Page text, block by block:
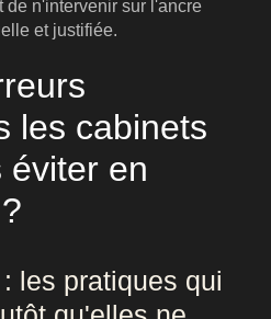
de n'intervenir sur l'ancre
et justifiée.
les cabinets
éviter en
les pratiques qui